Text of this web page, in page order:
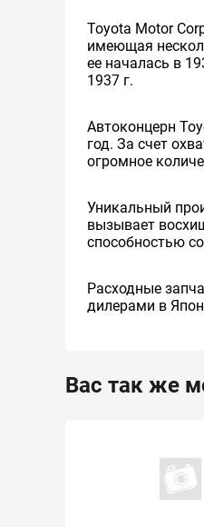
Toyota Motor
имеющая
ее началась в
1937 г.
Автоконцерн
год. За счет
огромное
Уникальный
вызывает
способностью
Расходные
дилерами в
Вас так же